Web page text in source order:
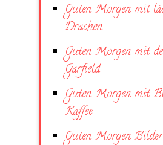
Guten Morgen mit
Drachen
Guten Morgen mit
Garfield
Guten Morgen mit
Kaffee
Guten Morgen